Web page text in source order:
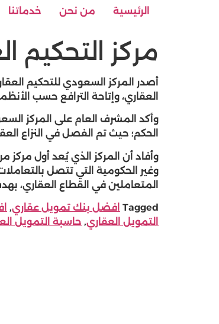
الرئيسية
من نحن خدماتنا
مركز التحكيم
أصدر المركز السعودي للتحكيم
العقاري، وإتاحة الترافع حسب
وأكد المشرف العام على المركز
الحكم؛ حيث تم الفصل في النزاع العقاري
وأفاد أن المركز الذي يُعد أول
وغير الحكومية التي تتصل
المتعاملين في القطاع العقاري،
Tagged افضل بنك تمويل عقاري,
التمويل العقاري, حاسبة التمويل